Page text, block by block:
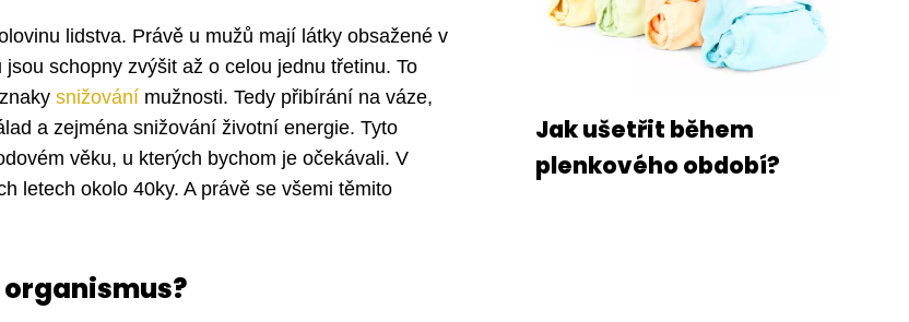
lidstva. Právě u mužů mají látky obsažené v
schopny zvýšit až o celou jednu třetinu. To
snižování mužnosti. Tedy přibírání na váze,
a zejména snižování životní energie. Tyto
věku, u kterých bychom je očekávali. V
letech okolo 40ky. A právě se všemi těmito
Jak ušetřit během
plenkového období?